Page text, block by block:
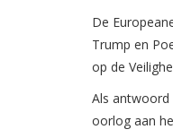
De
Trump en
op de
Als antwoord
oorlog aan